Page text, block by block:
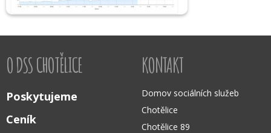
O DSS CHOTĚLICE
Poskytujeme
Ceník
KONTAKT
Domov sociálních služeb
Chotělice
Chotělice 89